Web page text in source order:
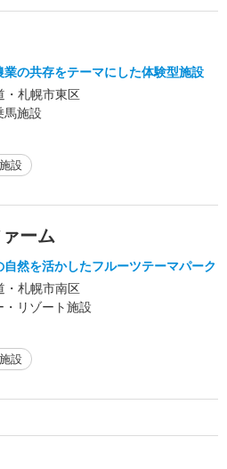
業の共存をテーマにした体験型施設
・札幌市東区
馬施設
設
ーム
自然を活かしたフルーツテーマパーク
・札幌市南区
・リゾート施設
設